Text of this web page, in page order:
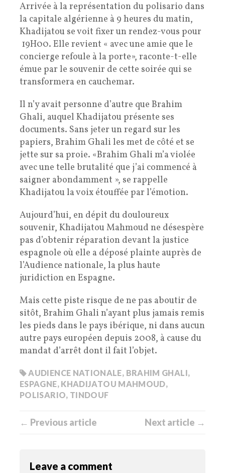
Arrivée à la représentation du polisario dans
la capitale algérienne à 9 heures du matin,
Khadijatou se voit fixer un rendez-vous pour
19H00. Elle revient « avec une amie que le
concierge refoule à la porte», raconte-t-elle
émue par le souvenir de cette soirée qui se
transformera en cauchemar.
Il n’y avait personne d’autre que Brahim
Ghali, auquel Khadijatou présente ses
documents. Sans jeter un regard sur les
papiers, Brahim Ghali les met de côté et se
jette sur sa proie. «Brahim Ghali m’a violée
avec une telle brutalité que j’ai commencé à
saigner abondamment », se rappelle
Khadijatou la voix étouffée par l’émotion.
Aujourd’hui, en dépit du douloureux
souvenir, Khadijatou Mahmoud ne désespère
pas d’obtenir réparation devant la justice
espagnole où elle a déposé plainte auprès de
l’Audience nationale, la plus haute
juridiction en Espagne.
Mais cette piste risque de ne pas aboutir de
sitôt, Brahim Ghali n’ayant plus jamais remis
les pieds dans le pays ibérique, ni dans aucun
autre pays européen depuis 2008, à cause du
mandat d’arrêt dont il fait l’objet.
AUDIENCE NATIONALE, BRAHIM GHALI,
ESPAGNE, KHADIJATOU MAHMOUD,
POLISARIO, TINDOUF
← Previous article Next article →
Leave a comment